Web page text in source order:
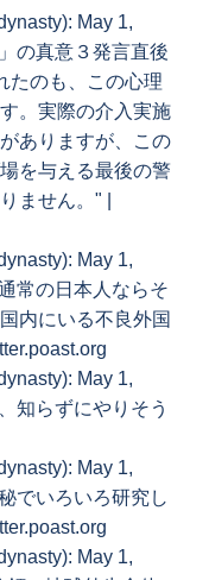
May 1,
の真意３発言直後
たのも、この心理
。実際の介入実施
ありますが、この
を与える最後の警
ません。" |
May 1,
常の日本人ならそ
内にいる不良外国
May 1,
知らずにやりそう
May 1,
でいろいろ研究し
May 1,